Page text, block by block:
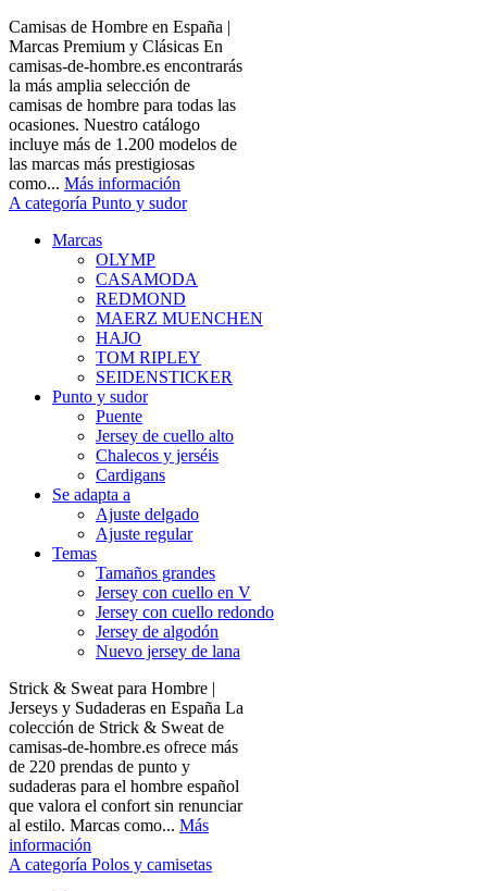
Camisas de Hombre en España |
Marcas Premium y Clásicas En
camisas-de-hombre.es encontrarás
la más amplia selección de
camisas de hombre para todas las
ocasiones. Nuestro catálogo
incluye más de 1.200 modelos de
las marcas más prestigiosas
como... Más información
A categoría Punto y sudor
Marcas
OLYMP
CASAMODA
REDMOND
MAERZ MUENCHEN
HAJO
TOM RIPLEY
SEIDENSTICKER
Punto y sudor
Puente
Jersey de cuello alto
Chalecos y jerséis
Cardigans
Se adapta a
Ajuste delgado
Ajuste regular
Temas
Tamaños grandes
Jersey con cuello en V
Jersey con cuello redondo
Jersey de algodón
Nuevo jersey de lana
Strick & Sweat para Hombre |
Jerseys y Sudaderas en España La
colección de Strick & Sweat de
camisas-de-hombre.es ofrece más
de 220 prendas de punto y
sudaderas para el hombre español
que valora el confort sin renunciar
al estilo. Marcas como... Más
información
A categoría Polos y camisetas